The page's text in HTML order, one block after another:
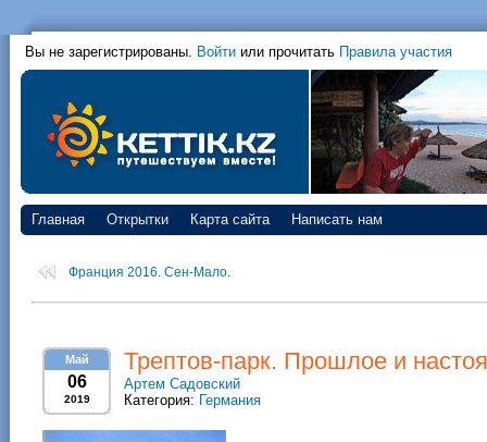
Вы не зарегистрированы. Войти или прочитать Правила участия
Главная Открытки Карта сайта Написать нам
Франция 2016. Сен-Мало.
Май
06
2019
Трептов-парк. Прошлое и
Артем Садовский
Категория: Германия